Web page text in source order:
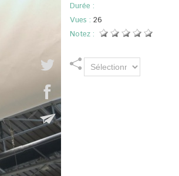
Durée :
Vues : 26
Notez :